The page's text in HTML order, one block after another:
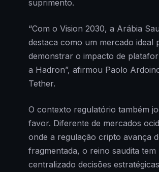
suprimento.
“Com o Vision 2030, a Arábia
destaca como um mercado ideal
demonstrar o impacto de
a Hadron”, afirmou Paolo
Tether.
O contexto regulatório também
favor. Diferente de mercados
onde a regulação cripto avança
fragmentada, o reino saudita tem
centralizado decisões